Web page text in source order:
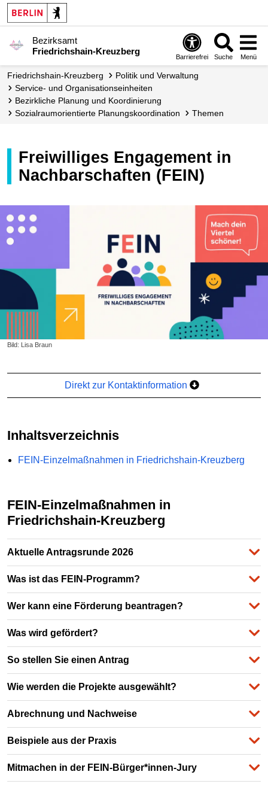
Bezirksamt
Friedrichshain-Kreuzberg
Barrierefrei Suche Menü
Friedrichshain-Kreuzberg
Politik und Verwaltung
Service- und Organisations­­einheiten
Bezirkliche Planung und Koordinierung
Sozial­raum­orientierte Planungs­koordination
Themen
Freiwilliges Engagement in
Nachbarschaften (FEIN)
Bild: Lisa Braun
Direkt zur Kontaktinformation
Inhaltsverzeichnis
FEIN-Einzelmaßnahmen in Friedrichshain-Kreuzberg
FEIN-Einzelmaßnahmen in
Friedrichshain-Kreuzberg
Aktuelle Antragsrunde 2026
Was ist das FEIN-Programm?
Wer kann eine Förderung beantragen?
Was wird gefördert?
So stellen Sie einen Antrag
Wie werden die Projekte ausgewählt?
Abrechnung und Nachweise
Beispiele aus der Praxis
Mitmachen in der FEIN-Bürger*innen-Jury